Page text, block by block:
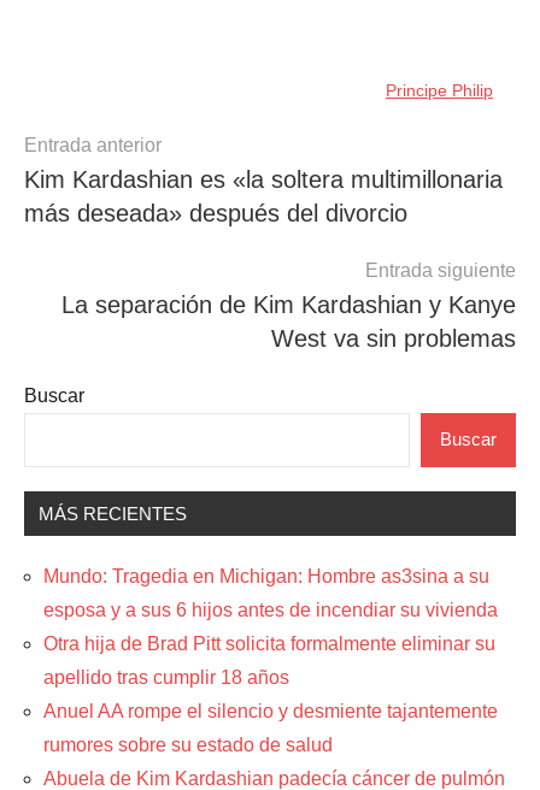
Principe Philip
Navegación
de
entradas
Entrada anterior
Kim Kardashian es «la soltera multimillonaria
más deseada» después del divorcio
Entrada siguiente
La separación de Kim Kardashian y Kanye
West va sin problemas
Buscar
Buscar
MÁS RECIENTES
Mundo: Tragedia en Michigan: Hombre as3sina a su
esposa y a sus 6 hijos antes de incendiar su vivienda
Otra hija de Brad Pitt solicita formalmente eliminar su
apellido tras cumplir 18 años
Anuel AA rompe el silencio y desmiente tajantemente
rumores sobre su estado de salud
Abuela de Kim Kardashian padecía cáncer de pulmón